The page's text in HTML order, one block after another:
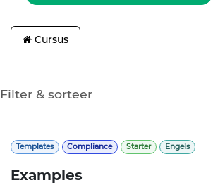
Cursus
Filter & sorteer
Templates Compliance Starter Engels
Examples